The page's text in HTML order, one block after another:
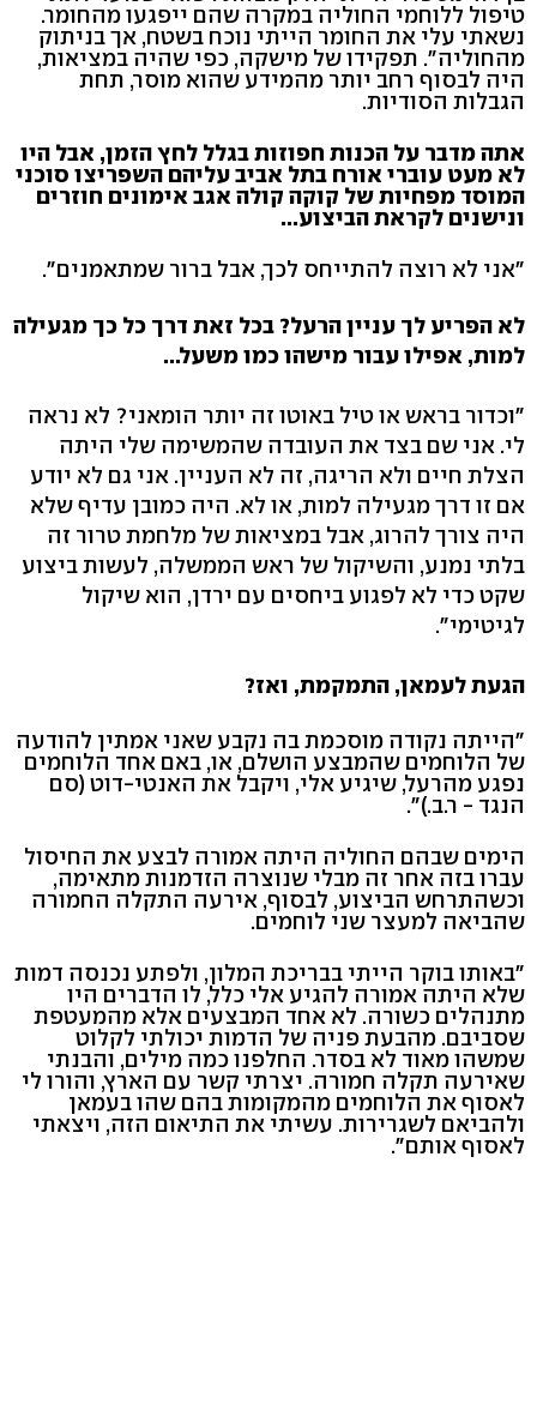
טיפול ללוחמי החוליה במקרה שהם ייפגעו מהחומר.
נשאתי עלי את החומר הייתי נוכח בשטח, אך בניתוק
מהחוליה". תפקידו של מישקה, כפי שהיה במציאות,
היה לבסוף רחב יותר מהמידע שהוא מוסר, תחת
הגבלות הסודיות.
אתה מדבר על הכנות חפוזות בגלל לחץ הזמן, אבל היו
לא מעט עוברי אורח בתל אביב עליהם השפריצו סוכני
המוסד מפחיות של קוקה קולה אגב אימונים חוזרים
ונישנים לקראת הביצוע...
"אני לא רוצה להתייחס לכך, אבל ברור שמתאמנים".
לא הפריע לך עניין הרעל? בכל זאת דרך כל כך מגעילה
למות, אפילו עבור מישהו כמו משעל...
"וכדור בראש או טיל באוטו זה יותר הומאני? לא נראה
לי. אני שם בצד את העובדה שהמשימה שלי היתה
הצלת חיים ולא הריגה, זה לא העניין. אני גם לא יודע
אם זו דרך מגעילה למות, או לא. היה כמובן עדיף שלא
היה צורך להרוג, אבל במציאות של מלחמת טרור זה
בלתי נמנע, והשיקול של ראש הממשלה, לעשות ביצוע
שקט כדי לא לפגוע ביחסים עם ירדן, הוא שיקול
לגיטימי".
הגעת לעמאן, התמקמת, ואז?
"הייתה נקודה מוסכמת בה נקבע שאני אמתין להודעה
של הלוחמים שהמבצע הושלם, או, באם אחד הלוחמים
נפגע מהרעל, שיגיע אלי, ויקבל את האנטי-דוט (סם
הנגד - ר.ב.)".
הימים שבהם החוליה היתה אמורה לבצע את החיסול
עברו בזה אחר זה מבלי שנוצרה הזדמנות מתאימה,
וכשהתרחש הביצוע, לבסוף, אירעה התקלה החמורה
שהביאה למעצר שני לוחמים.
"באותו בוקר הייתי בבריכת המלון, ולפתע נכנסה דמות
שלא היתה אמורה להגיע אלי כלל, לו הדברים היו
מתנהלים כשורה. לא אחד המבצעים אלא מהמעטפת
שסביבם. מהבעת פניה של הדמות יכולתי לקלוט
שמשהו מאוד לא בסדר. החלפנו כמה מילים, והבנתי
שאירעה תקלה חמורה. יצרתי קשר עם הארץ, והורו לי
לאסוף את הלוחמים מהמקומות בהם שהו בעמאן
ולהביאם לשגרירות. עשיתי את התיאום הזה, ויצאתי
לאסוף אותם".